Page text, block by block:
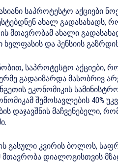
საპროტესტო აქციები
ახალ გადასახადს,
მთავრობამ ახალი
და პენსიის
საპროტესტო აქციები,
გადაიზარდა მასობრივ
ეკონომიკის
შემოსავლების 40%
დაჯავშნის მაჩვენებელი,
გასული კვირის ბოლოს,
დიალოგისთვის